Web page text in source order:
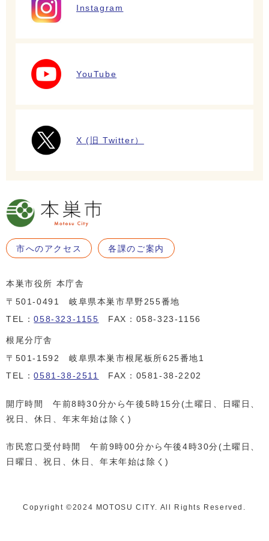
Instagram
YouTube
X (旧 Twitter）
市へのアクセス 各課のご案内
本巣市役所 本庁舎
〒501-0491 岐阜県本巣市早野255番地
TEL：058-323-1155 FAX：058-323-1156
根尾分庁舎
〒501-1592 岐阜県本巣市根尾板所625番地1
TEL：0581-38-2511 FAX：0581-38-2202
開庁時間 午前8時30分から午後5時15分(土曜日、日曜日、
祝日、休日、年末年始は除く)
市民窓口受付時間 午前9時00分から午後4時30分(土曜日、
日曜日、祝日、休日、年末年始は除く)
Copyright ©️2024 MOTOSU CITY. All Rights Reserved.